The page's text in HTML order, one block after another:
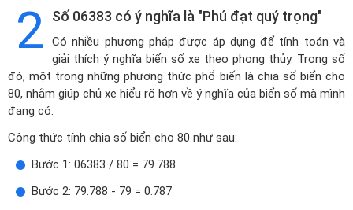
2 Số 06383 có ý nghĩa là "Phú đạt quý trọng"
Có nhiều phương pháp được áp dụng để tính toán và
giải thích ý nghĩa biển số xe theo phong thủy. Trong số
đó, một trong những phương thức phổ biến là chia số biển cho
80, nhằm giúp chủ xe hiểu rõ hơn về ý nghĩa của biển số mà mình
đang có.
Công thức tính chia số biển cho 80 như sau:
Bước 1: 06383 / 80 = 79.788
Bước 2: 79.788 - 79 = 0.787